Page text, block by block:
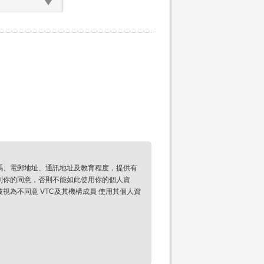
電郵地址、通訊地址及教育程度，提供有
的同意，否則不能如此使用你的個人資
為不同意 VTC及其機構成員 使用其個人資